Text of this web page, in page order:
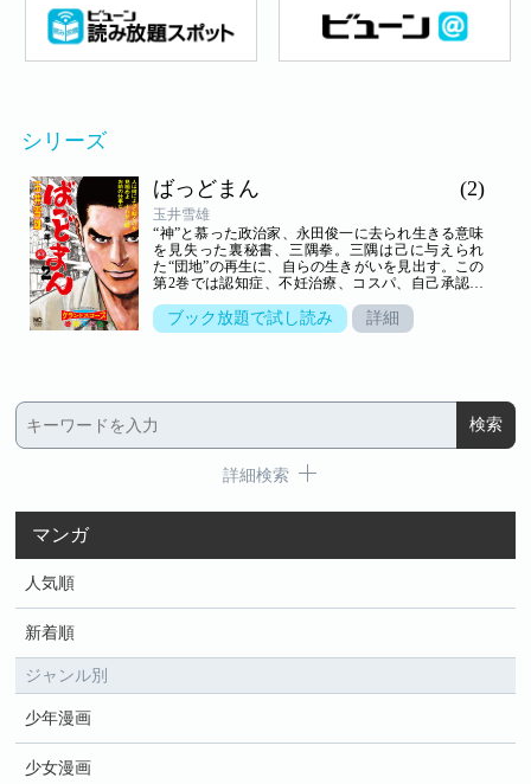
シリーズ
ばっどまん
(2)
玉井雪雄
“神”と慕った政治家、永田俊一に去られ生きる意味
を見失った裏秘書、三隅拳。三隅は己に与えられ
た“団地”の再生に、自らの生きがいを見出す。この
第2巻では認知症、不妊治療、コスパ、自己承認欲
浮き彫りに。答えの見えにくい諸問題への解決の糸
口を三隅は提示していく。「人は何によって動くの
ブック放題で試し読み 詳細
詳細検索
マンガ
人気順
新着順
ジャンル別
少年漫画
少女漫画